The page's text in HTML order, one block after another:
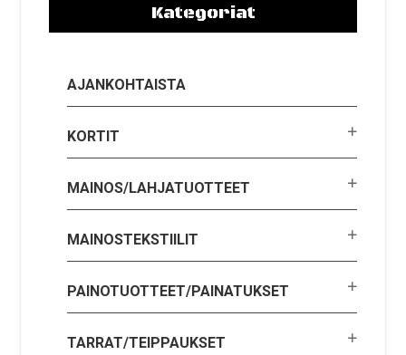
Kategoriat
AJANKOHTAISTA
KORTIT
MAINOS/LAHJATUOTTEET
MAINOSTEKSTIILIT
PAINOTUOTTEET/PAINATUKSET
TARRAT/TEIPPAUKSET